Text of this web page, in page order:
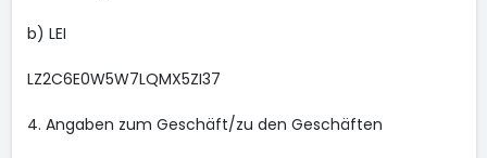
b) LEI
LZ2C6E0W5W7LQMX5ZI37
4. Angaben zum Geschäft/zu den Geschäften